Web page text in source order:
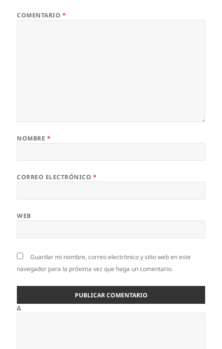
COMENTARIO *
NOMBRE *
CORREO ELECTRÓNICO *
WEB
Guardar mi nombre, correo electrónico y sitio web en este
navegador para la próxima vez que haga un comentario.
Δ